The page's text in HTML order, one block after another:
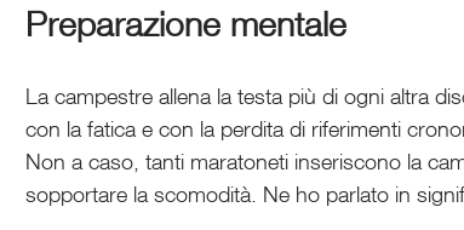
Preparazione mentale
La campestre allena la testa più di ogni altra
con la fatica e con la perdita di riferimenti
Non a caso, tanti maratoneti inseriscono la
sopportare la scomodità. Ne ho parlato in